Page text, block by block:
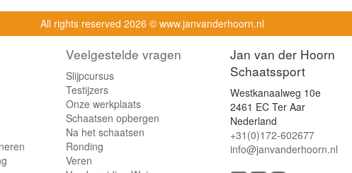
All rights reserved 2026 © www.janvanderhoorn.nl
Veelgestelde vragen
Slijpcursus
Testijzers
Onze werkplaats
Schaatsen opbergen
Na het schaatsen
Ronding
Veren
Jan van der Hoorn
Schaatssport
Westkanaalweg 10e
2461 EC Ter Aar
Nederland
+31(0)172-602677
info@janvanderhoorn.nl